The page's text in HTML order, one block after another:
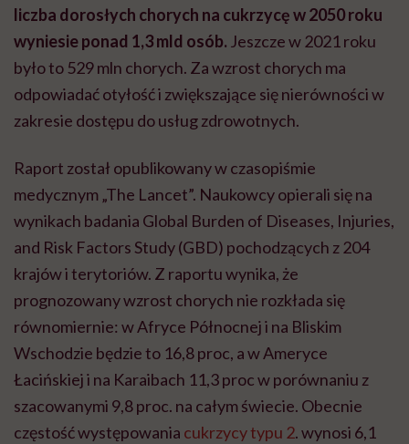
liczba dorosłych chorych na cukrzycę w 2050 roku
wyniesie ponad 1,3 mld osób. Jeszcze w 2021 roku
było to 529 mln chorych. Za wzrost chorych ma
odpowiadać otyłość i zwiększające się nierówności w
zakresie dostępu do usług zdrowotnych.
Raport został opublikowany w czasopiśmie
medycznym „The Lancet”. Naukowcy opierali się na
wynikach badania Global Burden of Diseases, Injuries,
and Risk Factors Study (GBD) pochodzących z 204
krajów i terytoriów. Z raportu wynika, że
prognozowany wzrost chorych nie rozkłada się
równomiernie: w Afryce Północnej i na Bliskim
Wschodzie będzie to 16,8 proc, a w Ameryce
Łacińskiej i na Karaibach 11,3 proc w porównaniu z
szacowanymi 9,8 proc. na całym świecie. Obecnie
częstość występowania cukrzycy typu 2. wynosi 6,1